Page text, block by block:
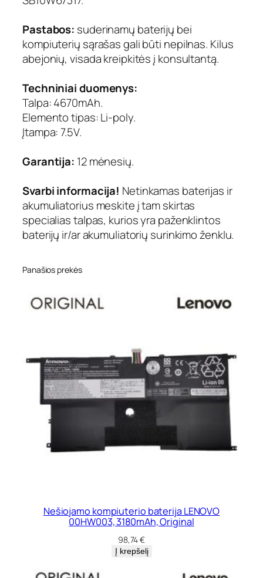
Pastabos: suderinamų baterijų bei
kompiuterių sąrašas gali būti nepilnas. Kilus
abejonių, visada kreipkitės į konsultantą.
Techniniai duomenys:
Talpa: 4670mAh.
Elemento tipas: Li-poly.
Įtampa: 7.5V.
Garantija: 12 mėnesių.
Svarbi informacija! Netinkamas baterijas ir
akumuliatorius meskite į tam skirtas
specialias talpas, kurios yra paženklintos
baterijų ir/ar akumuliatorių surinkimo ženklu.
Panašios prekės
Nešiojamo kompiuterio baterija LENOVO
00HW003, 3180mAh, Original
98,74€
Į krepšelį